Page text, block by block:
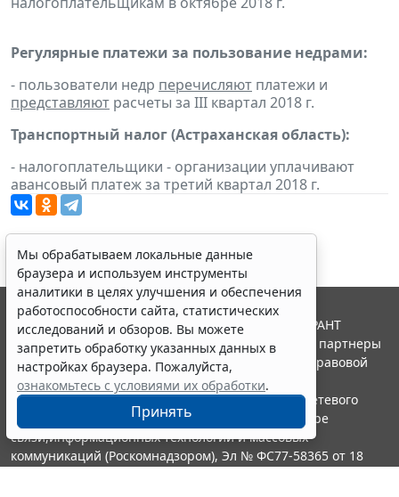
Регулярные платежи за пользование недрами:
- пользователи недр перечисляют платежи и
представляют расчеты за III квартал 2018 г.
Транспортный налог (Астраханская область):
- налогоплательщики - организации уплачивают
авансовый платеж за третий квартал 2018 г.
Мы обрабатываем локальные данные
браузера и используем инструменты
аналитики в целях улучшения и обеспечения
работоспособности сайта, статистических
исследований и обзоров. Вы можете
запретить обработку указанных данных в
настройках браузера. Пожалуйста,
ознакомьтесь с условиями их обработки.
Принять
© ООО "НПП "ГАРАНТ-СЕРВИС", 2026. Система ГАРАНТ
выпускается с 1990 года. Компания "Гарант" и ее партнеры
являются участниками Российской ассоциации правовой
информации ГАРАНТ.
Портал ГАРАНТ.РУ зарегистрирован в качестве сетевого
издания Федеральной службой по надзору в сфере
связи,информационных технологий и массовых
коммуникаций (Роскомнадзором), Эл № ФС77-58365 от 18